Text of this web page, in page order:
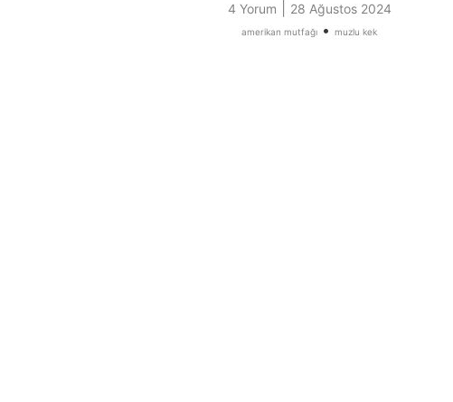
4 Yorum 28 Ağustos 2024
amerikan mutfağı • muzlu kek